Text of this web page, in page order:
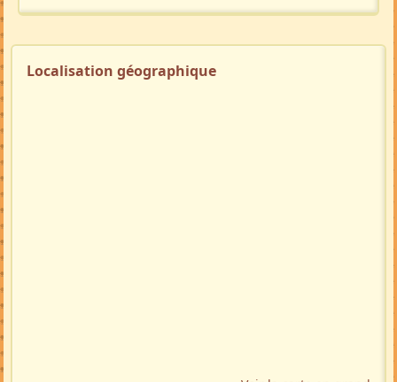
Localisation géographique